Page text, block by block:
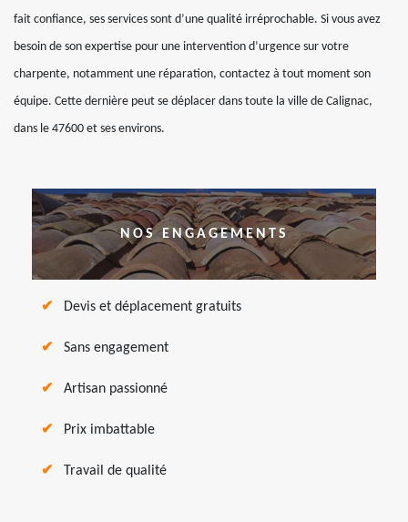
fait confiance, ses services sont d’une qualité irréprochable. Si vous avez
besoin de son expertise pour une intervention d’urgence sur votre
charpente, notamment une réparation, contactez à tout moment son
équipe. Cette dernière peut se déplacer dans toute la ville de Calignac,
dans le 47600 et ses environs.
NOS ENGAGEMENTS
Devis et déplacement gratuits
Sans engagement
Artisan passionné
Prix imbattable
Travail de qualité